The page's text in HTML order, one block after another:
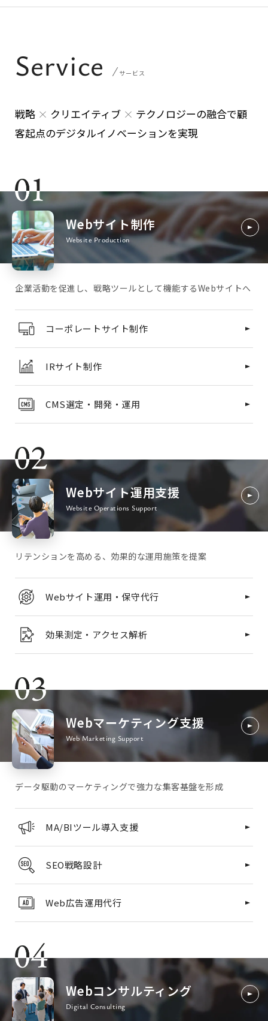
Service サービス
戦略 × クリエイティブ × テクノロジーの融合で顧
客起点のデジタルイノベーションを実現
Webサイト制作
Website Production
企業活動を促進し、戦略ツールとして機能するWebサイトへ
コーポレートサイト制作
IRサイト制作
CMS選定・開発・運用
Webサイト運用支援
Website Operations Support
リテンションを高める、効果的な運用施策を提案
Webサイト運用・保守代行
効果測定・アクセス解析
Webマーケティング支援
Web Marketing Support
データ駆動のマーケティングで強力な集客基盤を形成
MA/BIツール導入支援
SEO戦略設計
Web広告運用代行
Webコンサルティング
Digital Consulting